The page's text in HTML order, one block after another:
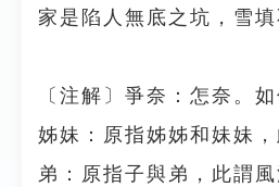
家是陷人無底之坑，雪填
〔注解〕爭奈：怎奈。
姊妹：原指姊姊和妹妹
弟：原指子與弟，此謂